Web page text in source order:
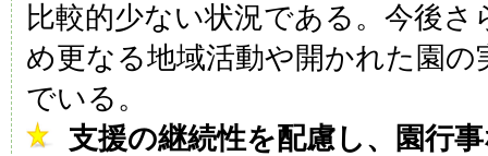
比較的少ない状況である。今後
め更なる地域活動や開かれた園
でいる。
支援の継続性を配慮し、園行